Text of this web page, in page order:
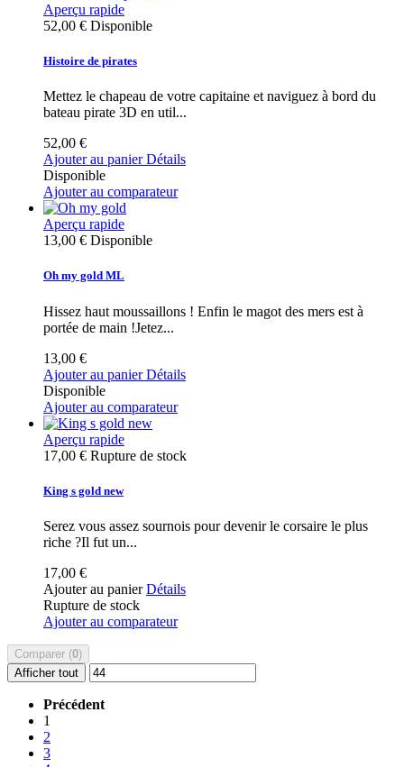
Aperçu rapide
52,00 € Disponible
Histoire de pirates
Mettez le chapeau de votre capitaine et naviguez à bord du
bateau pirate 3D en util...
52,00 €
Ajouter au panier Détails
Disponible
Ajouter au comparateur
Aperçu rapide
13,00 € Disponible
Oh my gold ML
Hissez haut moussaillons ! Enfin le magot des mers est à
portée de main !Jetez...
13,00 €
Ajouter au panier Détails
Disponible
Ajouter au comparateur
Aperçu rapide
17,00 € Rupture de stock
King s gold new
Serez vous assez sournois pour devenir le corsaire le plus
riche ?Il fut un...
17,00 €
Ajouter au panier Détails
Rupture de stock
Ajouter au comparateur
Comparer (0)
Afficher tout
Précédent
1
2
3